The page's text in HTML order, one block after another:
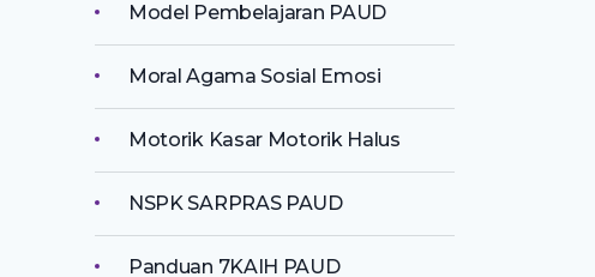
Model Pembelajaran PAUD
Moral Agama Sosial Emosi
Motorik Kasar Motorik Halus
NSPK SARPRAS PAUD
Panduan 7KAIH PAUD